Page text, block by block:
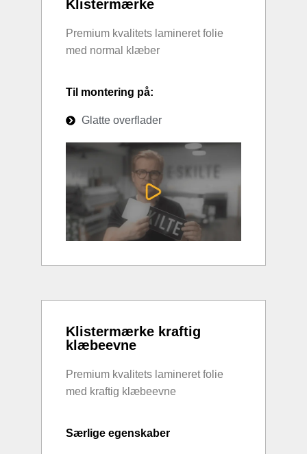
Klistermærke
Premium kvalitets lamineret folie
med normal klæber
Til montering på:
Glatte overflader
Klistermærke kraftig
klæbeevne
Premium kvalitets lamineret folie
med kraftig klæbeevne
Særlige egenskaber